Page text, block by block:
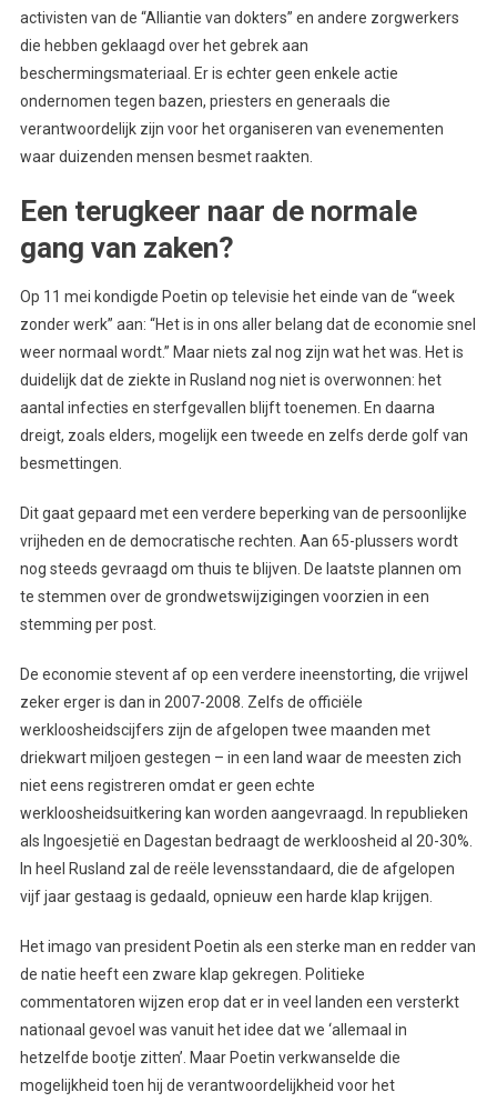
activisten van de “Alliantie van dokters” en andere zorgwerkers
die hebben geklaagd over het gebrek aan
beschermingsmateriaal. Er is echter geen enkele actie
ondernomen tegen bazen, priesters en generaals die
verantwoordelijk zijn voor het organiseren van evenementen
waar duizenden mensen besmet raakten.
Een terugkeer naar de normale
gang van zaken?
Op 11 mei kondigde Poetin op televisie het einde van de “week
zonder werk” aan: “Het is in ons aller belang dat de economie snel
weer normaal wordt.” Maar niets zal nog zijn wat het was. Het is
duidelijk dat de ziekte in Rusland nog niet is overwonnen: het
aantal infecties en sterfgevallen blijft toenemen. En daarna
dreigt, zoals elders, mogelijk een tweede en zelfs derde golf van
besmettingen.
Dit gaat gepaard met een verdere beperking van de persoonlijke
vrijheden en de democratische rechten. Aan 65-plussers wordt
nog steeds gevraagd om thuis te blijven. De laatste plannen om
te stemmen over de grondwetswijzigingen voorzien in een
stemming per post.
De economie stevent af op een verdere ineenstorting, die vrijwel
zeker erger is dan in 2007-2008. Zelfs de officiële
werkloosheidscijfers zijn de afgelopen twee maanden met
driekwart miljoen gestegen – in een land waar de meesten zich
niet eens registreren omdat er geen echte
werkloosheidsuitkering kan worden aangevraagd. In republieken
als Ingoesjetië en Dagestan bedraagt de werkloosheid al 20-30%.
In heel Rusland zal de reële levensstandaard, die de afgelopen
vijf jaar gestaag is gedaald, opnieuw een harde klap krijgen.
Het imago van president Poetin als een sterke man en redder van
de natie heeft een zware klap gekregen. Politieke
commentatoren wijzen erop dat er in veel landen een versterkt
nationaal gevoel was vanuit het idee dat we ‘allemaal in
hetzelfde bootje zitten’. Maar Poetin verkwanselde die
mogelijkheid toen hij de verantwoordelijkheid voor het